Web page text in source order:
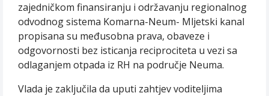
zajedničkom finansiranju i održavanju regionalnog
odvodnog sistema Komarna-Neum- Mljetski kanal
propisana su međusobna prava, obaveze i
odgovornosti bez isticanja reciprociteta u vezi sa
odlaganjem otpada iz RH na područje Neuma.
Vlada je zaključila da uputi zahtjev voditeljima